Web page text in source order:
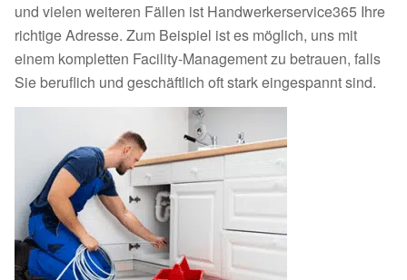
und vielen weiteren Fällen ist Handwerkerservice365 Ihre
richtige Adresse. Zum Beispiel ist es möglich, uns mit
einem kompletten Facility-Management zu betrauen, falls
Sie beruflich und geschäftlich oft stark eingespannt sind.